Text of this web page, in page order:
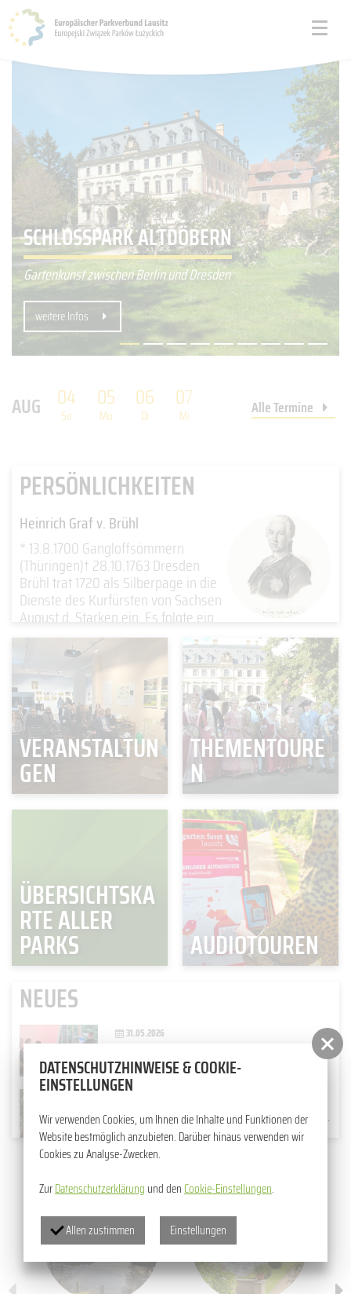
SCHLOSSPARK ALTDÖBERN
Gartenkunst zwischen Berlin und Dresden
weitere Infos
MUSKAUER PARK BAD MUSKAU /
ŁĘKNICA
grenzüberschreitende Parkanlage
weitere Infos
Alle Termine
03
Sa
04
So
05
Mo
06
Di
07
Mi
09
Fr
10
Sa
AUG
PERSÖNLICHKEITEN
Heinrich Graf v. Brühl
* 13.8.1700 Gangloffsömmern
(Thüringen)† 28.10.1763 Dresden
Brühl trat 1720 als Silberpage in die
Dienste des Kurfürsten von Sachsen
August d. Starken ein. Es folgte ein …
VERANSTALTUN
GEN
THEMENTOURE
N
ÜBERSICHTSKA
RTE ALLER
PARKS
AUDIOTOUREN
NEUES
31.05.2026
OPEN AIR KONZERT "FRÜHLINGSSYMPHONIEN ZWISCHEN DEN ROSEN"
Musik im Park 2026
SCHNITTROSENSCHAU AKTIV MITGESTALTEN PROJEKT „STRUKTUREN WANDELN – GEMEINSAM NACHHALTIG GESTALTEN“ STARTET DURCH
Schnittrosenschau als regionales
Highlight
DATENSCHUTZHINWEISE & COOKIE-
EINSTELLUNGEN
Wir verwenden Cookies, um Ihnen die Inhalte und Funktionen der
Website bestmöglich anzubieten. Darüber hinaus verwenden wir
Cookies zu Analyse-Zwecken.
ZurDatenschutzerklärung und denCookie-Einstellungen.
Allen zustimmen Einstellungen